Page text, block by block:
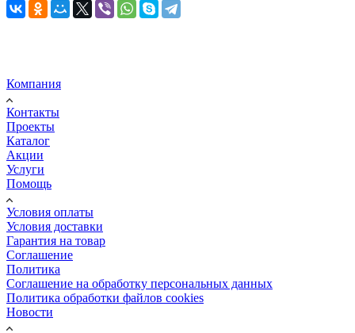
Компания
Контакты
Проекты
Каталог
Акции
Услуги
Помощь
Условия оплаты
Условия доставки
Гарантия на товар
Соглашение
Политика
Соглашение на обработку персональных данных
Политика обработки файлов cookies
Новости